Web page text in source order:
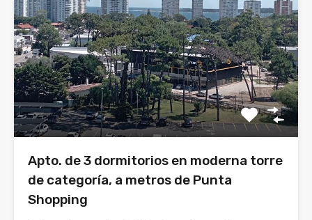
Apto. de 3 dormitorios en moderna torre
de categoría, a metros de Punta
Shopping